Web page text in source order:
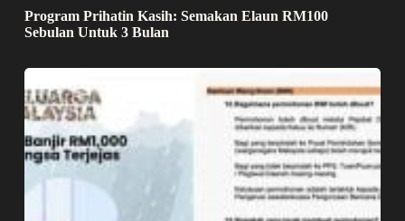
Program Prihatin Kasih: Semakan Elaun RM100
Sebulan Untuk 3 Bulan